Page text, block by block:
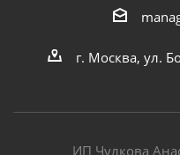
г. Москва, ул.
ИП Чулкова